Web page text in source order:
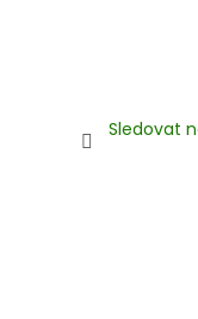
Sledovat